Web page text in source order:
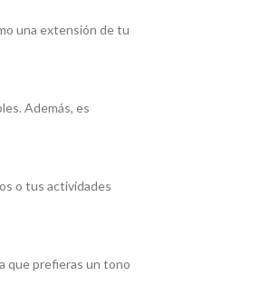
una extensión de tu
Además, es
o tus actividades
que prefieras un tono